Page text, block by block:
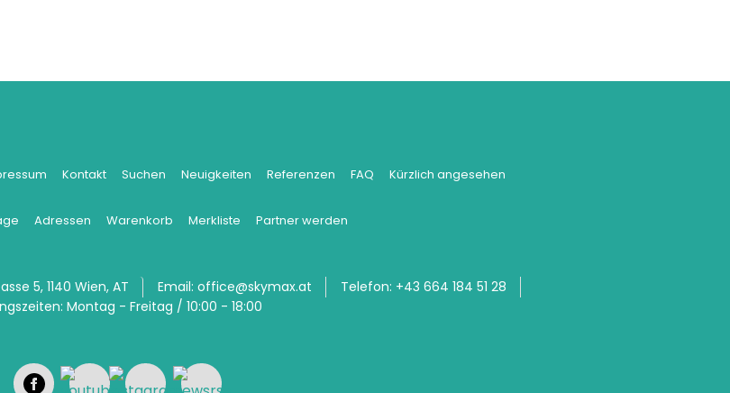
Kontakt Suchen Neuigkeiten Referenzen FAQ Kürzlich angesehen
Adressen Warenkorb Merkliste Partner werden
5, 1140 Wien, AT Email: office@skymax.at Telefon: +43 664 184 51 28
Montag - Freitag / 10:00 - 18:00